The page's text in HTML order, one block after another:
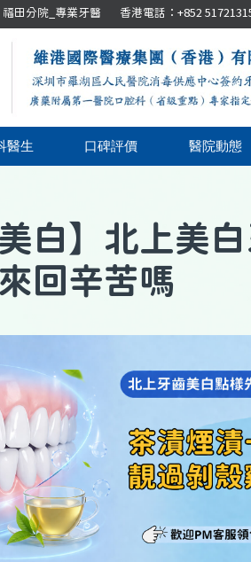
福田分院_專業牙醫 香港電話：+852
醫生 口碑評價 醫院動態
白】 北上美
回辛苦嗎